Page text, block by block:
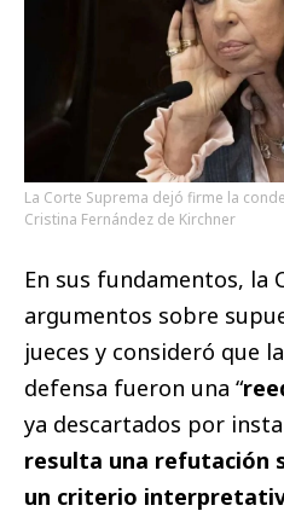
La Corte Suprema dejó firme la
Cristina Fernández de Kirchner
En sus fundamentos, la
argumentos sobre
jueces y consideró que
defensa fueron una “
ya descartados por
resulta una refutación
un criterio